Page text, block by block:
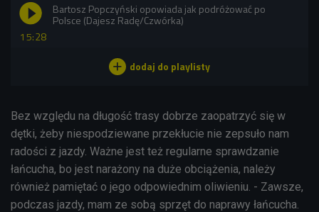
15:28
Bartosz Popczyński opowiada jak podróżować po
Polsce (Dajesz Radę/Czwórka)
Bez względu na długość trasy dobrze zaopatrzyć się w
dętki, żeby niespodziewane przekłucie nie zepsuło nam
radości z jazdy. Ważne jest też regularne sprawdzanie
łańcucha, bo jest narażony na duże obciążenia, należy
również pamiętać o jego odpowiednim oliwieniu. - Zawsze,
podczas jazdy, mam ze sobą sprzęt do naprawy łańcucha.